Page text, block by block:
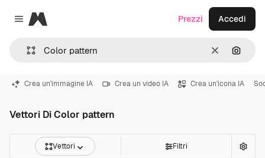
Close menu
Magnific
CancellaCerca
Prezzi Accedi
Crea un'immagine IA Crea un video IA Crea un'icona IA
Vettori Di Color pattern
Vettori Filtri